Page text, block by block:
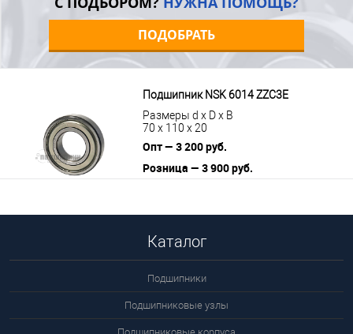
ПОДОБРАТЬ
Подшипник NSK 6014 ZZC3E
Размеры d x D x B
70 x 110 x 20
Опт — 3 200 руб.
Розница — 3 900 руб.
Каталог
Подшипники
Подшипниковые узлы